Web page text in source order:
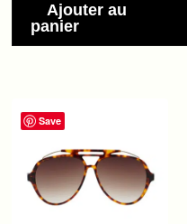
Ajouter au
panier
Save